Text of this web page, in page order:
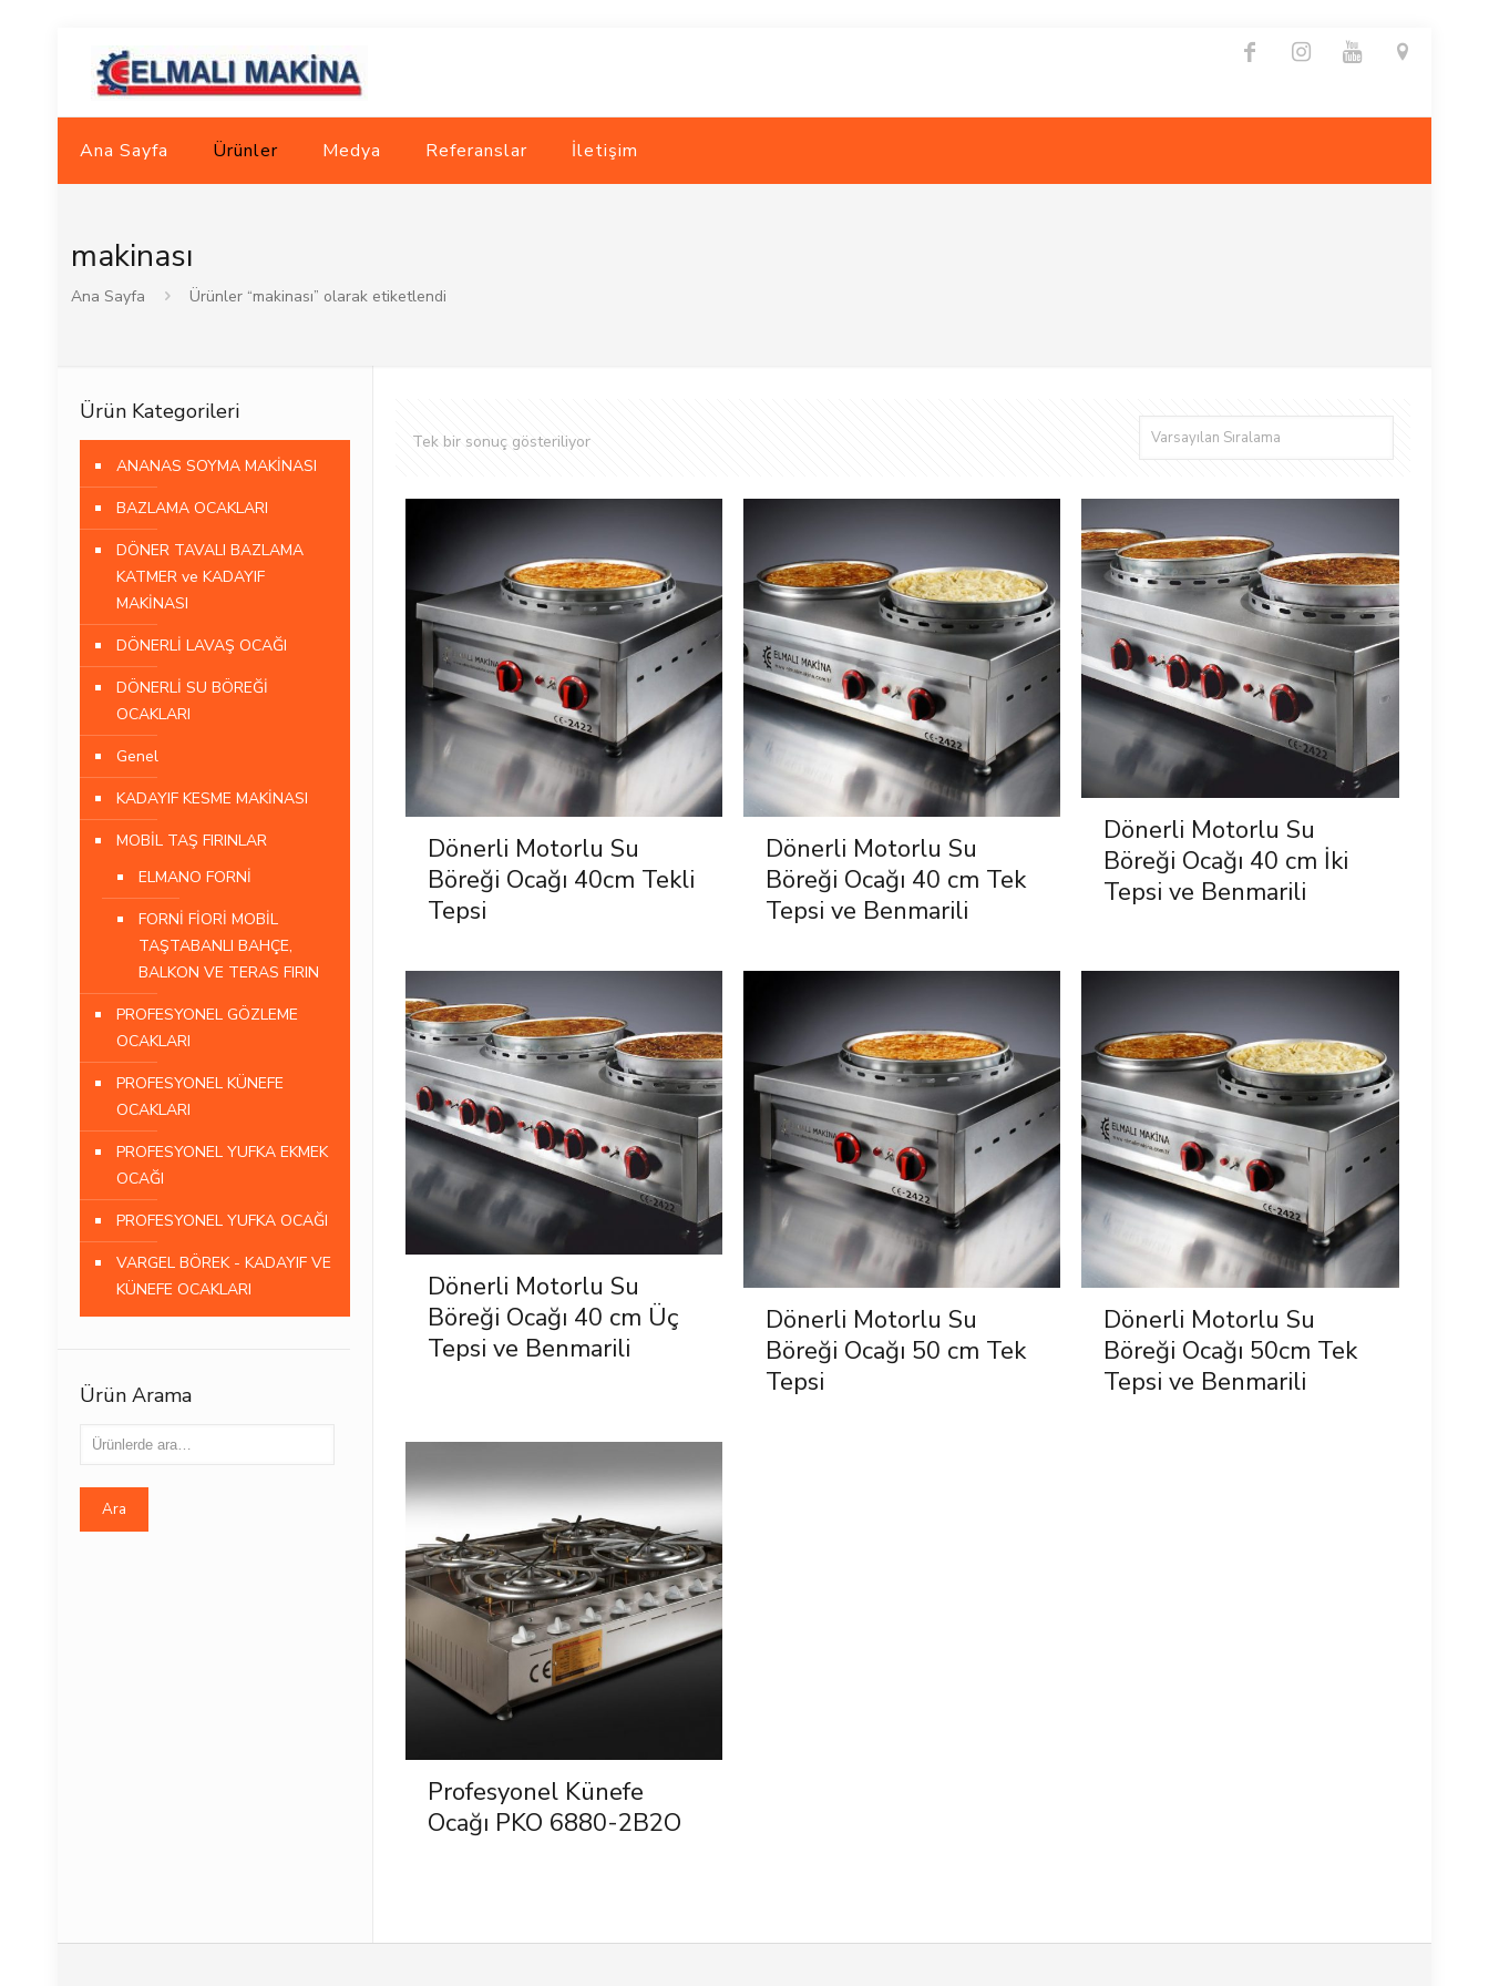
Ana Sayfa Ürünler Medya Referanslar İletişim
makinası
Ana Sayfa Ürünler “makinası” olarak etiketlendi
Tek bir sonuç gösteriliyor
Dönerli Motorlu Su
Böreği Ocağı 40cm Tekli
Tepsi
Dönerli Motorlu Su
Böreği Ocağı 40 cm Tek
Tepsi ve Benmarili
Dönerli Motorlu Su
Böreği Ocağı 40 cm İki
Tepsi ve Benmarili
Dönerli Motorlu Su
Böreği Ocağı 40 cm Üç
Tepsi ve Benmarili
Dönerli Motorlu Su
Böreği Ocağı 50 cm Tek
Tepsi
Dönerli Motorlu Su
Böreği Ocağı 50cm Tek
Tepsi ve Benmarili
Profesyonel Künefe
Ocağı PKO 6880-2B2O
Ürün Kategorileri
ANANAS SOYMA MAKİNASI
BAZLAMA OCAKLARI
DÖNER TAVALI BAZLAMA
KATMER ve KADAYIF
MAKİNASI
DÖNERLİ LAVAŞ OCAĞI
DÖNERLİ SU BÖREĞİ
OCAKLARI
Genel
KADAYIF KESME MAKİNASI
MOBİL TAŞ FIRINLAR
ELMANO FORNİ
FORNİ FİORİ MOBİL
TAŞTABANLI BAHÇE,
BALKON VE TERAS FIRIN
PROFESYONEL GÖZLEME
OCAKLARI
PROFESYONEL KÜNEFE
OCAKLARI
PROFESYONEL YUFKA EKMEK
OCAĞI
PROFESYONEL YUFKA OCAĞI
VARGEL BÖREK - KADAYIF VE
KÜNEFE OCAKLARI
Ürün Arama
Ara